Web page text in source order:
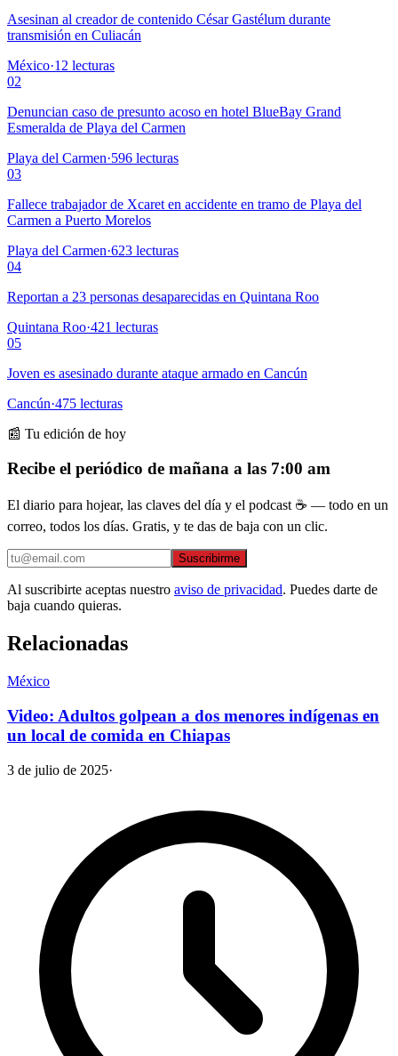
Asesinan al creador de contenido César Gastélum durante
transmisión en Culiacán
México·12 lecturas
02
Denuncian caso de presunto acoso en hotel BlueBay Grand
Esmeralda de Playa del Carmen
Playa del Carmen·596 lecturas
03
Fallece trabajador de Xcaret en accidente en tramo de Playa del
Carmen a Puerto Morelos
Playa del Carmen·623 lecturas
04
Reportan a 23 personas desaparecidas en Quintana Roo
Quintana Roo·421 lecturas
05
Joven es asesinado durante ataque armado en Cancún
Cancún·475 lecturas
📰 Tu edición de hoy
Recibe el periódico de mañana a las 7:00 am
El diario para hojear, las claves del día y el podcast ☕ — todo en un
correo, todos los días. Gratis, y te das de baja con un clic.
Suscribirme
Al suscribirte aceptas nuestro aviso de privacidad. Puedes darte de
baja cuando quieras.
Relacionadas
México
Video: Adultos golpean a dos menores indígenas en
un local de comida en Chiapas
3 de julio de 2025·